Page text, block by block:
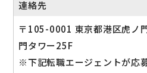
連絡先
〒105-0001 東京都港区虎ノ
門タワー25F
※下記転職エージェントが応